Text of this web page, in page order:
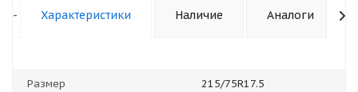
- Характеристики Наличие Аналоги
Размер 215/75R17.5